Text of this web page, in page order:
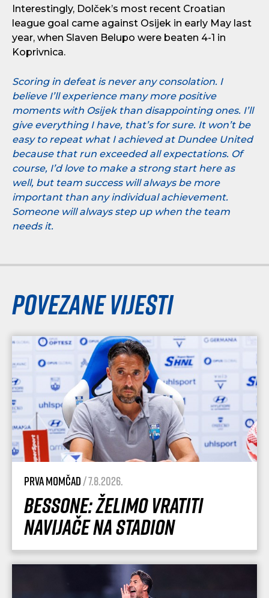
Interestingly, Dolček’s most recent Croatian
league goal came against Osijek in early May last
year, when Slaven Belupo were beaten 4-1 in
Koprivnica.
Scoring in defeat is never any consolation. I
believe I’ll experience many more positive
moments with Osijek than disappointing ones. I’ll
give everything I have, that’s for sure. It won’t be
easy to repeat what I achieved at Dundee United
because that run exceeded all expectations. Of
course, I’d love to make a strong start here as
well, but team success will always be more
important than any individual achievement.
Someone will always step up when the team
needs it.
Povezane vijesti
Prva momčad/ 7.8.2026.
Bessone: Želimo vratiti
navijače na stadion